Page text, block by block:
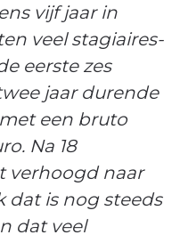
vijf jaar in
veel stagiaires-
eerste zes
jaar durende
een bruto
Na 18
verhoogd naar
dat is nog steeds
dat veel